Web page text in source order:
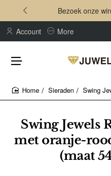
Bezoek onze
Account More
Swing Jewels
met oranje-
(maat
Sieraden Swing